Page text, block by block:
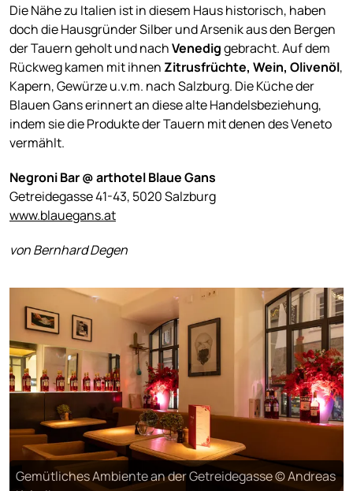
Die Nähe zu Italien ist in diesem Haus historisch, haben
doch die Hausgründer Silber und Arsenik aus den Bergen
der Tauern geholt und nachVenediggebracht. Auf dem
Rückweg kamen mit ihnen Zitrusfrüchte, Wein, Olivenöl,
Kapern, Gewürze u.v.m. nach Salzburg. Die Küche der
Blauen Gans erinnert an diese alte Handelsbeziehung,
indem sie die Produkte der Tauern mit denen des Veneto
vermählt.
Negroni Bar @ arthotel Blaue Gans
Getreidegasse 41-43, 5020 Salzburg
www.blauegans.at
von Bernhard Degen
Gemütliches Ambiente an der Getreidegasse © Andreas